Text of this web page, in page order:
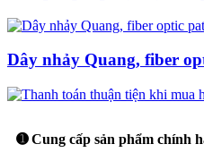
Dây nhảy Quang, fiber
➊ Cung cấp sản phẩm chính